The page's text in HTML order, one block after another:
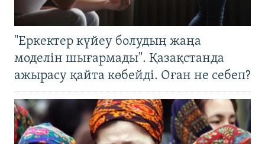
"Еркектер күйеу болудың жаңа
моделін шығармады". Қазақстанда
ажырасу қайта көбейді. Оған не себеп?